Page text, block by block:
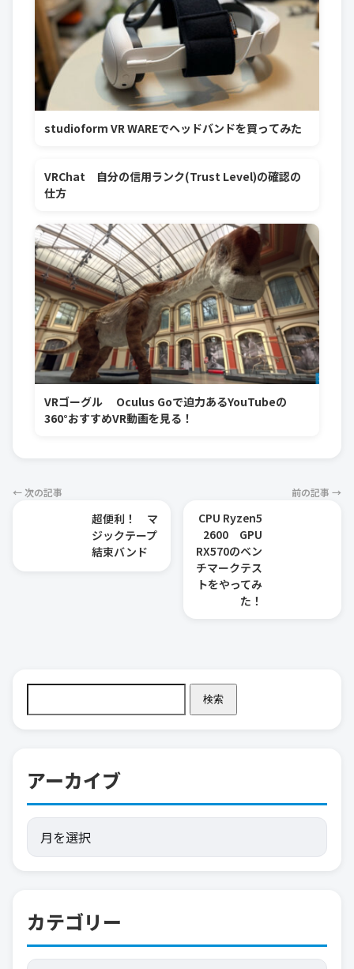
studioform VR WAREでヘッドバンドを買ってみた
VRChat 自分の信用ランク(Trust Level)の確認の
仕方
VRゴーグル Oculus Goで迫力あるYouTubeの
360°おすすめVR動画を見る！
← 次の記事
超便利！ マ
ジックテープ
結束バンド
前の記事 →
CPU Ryzen5
2600 GPU
RX570のベン
チマークテス
トをやってみ
た！
検索
アーカイブ
カテゴリー